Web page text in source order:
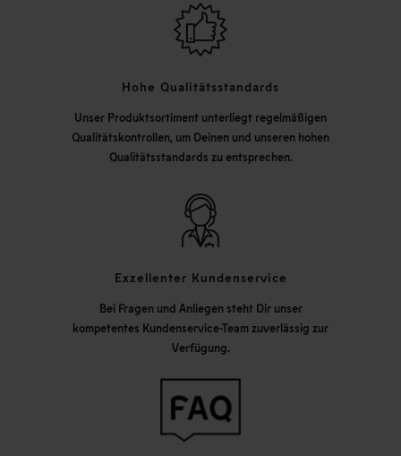
Hohe Qualitätsstandards
Unser Produktsortiment unterliegt regelmäßigen
Qualitätskontrollen, um Deinen und unseren hohen
Qualitätsstandards zu entsprechen.
Exzellenter Kundenservice
Bei Fragen und Anliegen steht Dir unser
kompetentes Kundenservice-Team zuverlässig zur
Verfügung.